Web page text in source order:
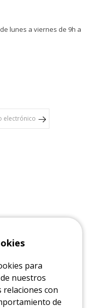
lunes a viernes de 9h a
para
nuestros
con
de